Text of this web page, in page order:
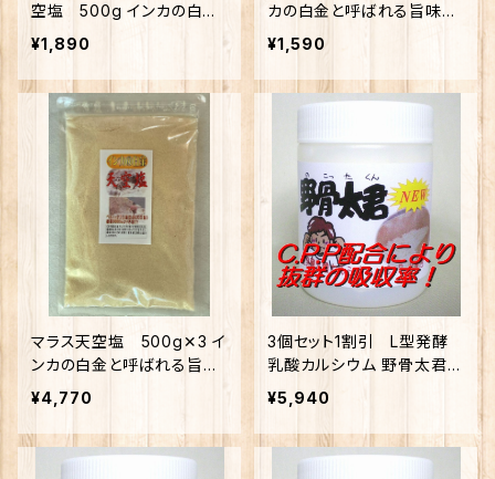
空塩 500g インカの白金
と呼ばれる旨味の天日塩
¥1,890
カの白金と呼ばれる旨味の
天日塩
¥1,590
マラス天空塩 500g✕3 イ
ンカの白金と呼ばれる旨味
の天日塩
¥4,770
3個セット1割引 L型発酵
乳酸カルシウム 野骨太君12
0g入 ご飯が美味しいカル
シウム
¥5,940